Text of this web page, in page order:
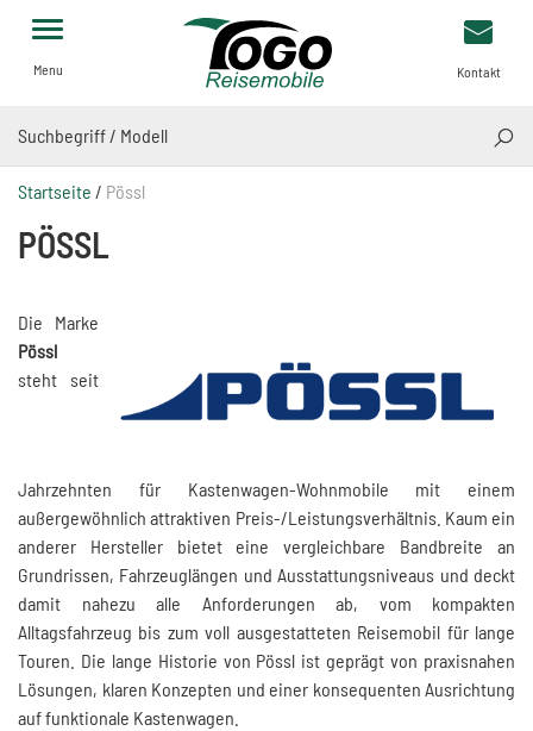
Menu Kontakt
Startseite / Pössl
PÖSSL
Die Marke
Pössl
steht seit
Jahrzehnten für Kastenwagen-Wohnmobile mit einem
außergewöhnlich attraktiven Preis-/Leistungsverhältnis. Kaum ein
anderer Hersteller bietet eine vergleichbare Bandbreite an
Grundrissen, Fahrzeuglängen und Ausstattungsniveaus und deckt
damit nahezu alle Anforderungen ab, vom kompakten
Alltagsfahrzeug bis zum voll ausgestatteten Reisemobil für lange
Touren. Die lange Historie von Pössl ist geprägt von praxisnahen
Lösungen, klaren Konzepten und einer konsequenten Ausrichtung
auf funktionale Kastenwagen.